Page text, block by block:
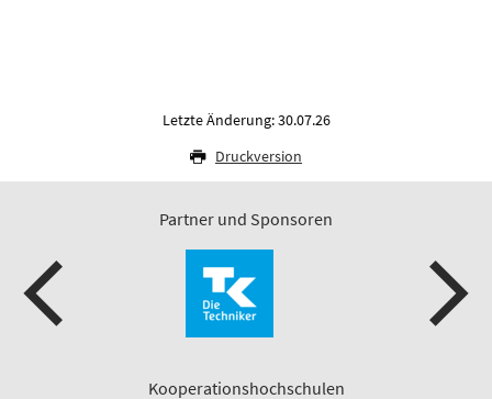
Letzte Änderung: 30.07.26
Druckversion
Partner und Sponsoren
Kooperationshochschulen